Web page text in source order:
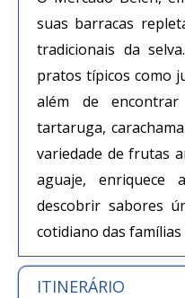
suas barracas
tradicionais da
pratos típicos como
além de
tartaruga,
variedade de frutas
aguaje, enriquece
descobrir sabores
cotidiano das famílias
ITINERÁRIO